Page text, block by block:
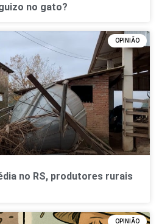
no gato?
OPINIÃO
no RS, produtores rurais
OPINIÃO